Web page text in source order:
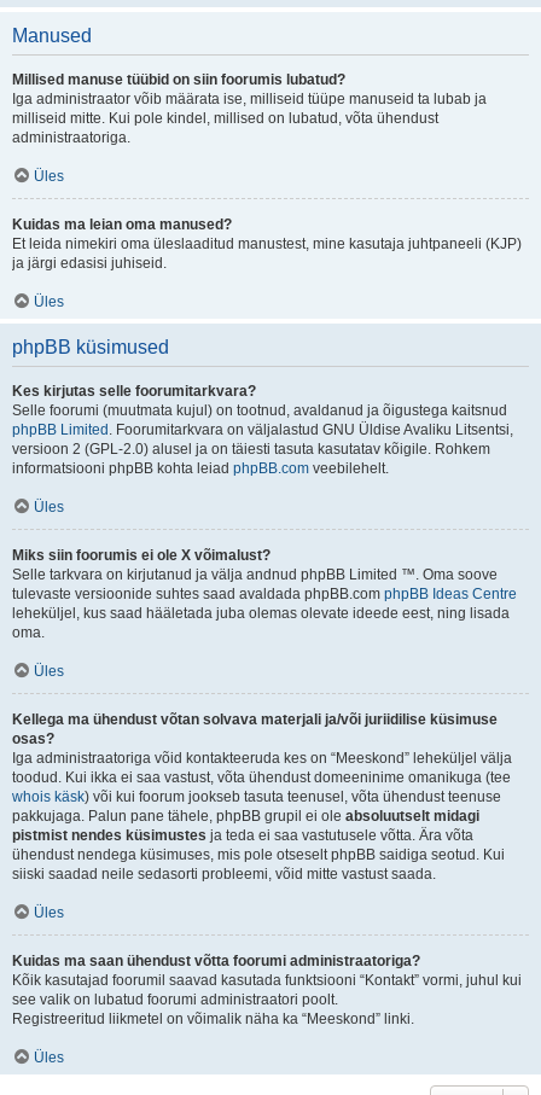
Manused
Millised manuse tüübid on siin foorumis lubatud?
Iga administraator võib määrata ise, milliseid tüüpe manuseid ta lubab ja
milliseid mitte. Kui pole kindel, millised on lubatud, võta ühendust
administraatoriga.
Üles
Kuidas ma leian oma manused?
Et leida nimekiri oma üleslaaditud manustest, mine kasutaja juhtpaneeli (KJP)
ja järgi edasisi juhiseid.
Üles
phpBB küsimused
Kes kirjutas selle foorumitarkvara?
Selle foorumi (muutmata kujul) on tootnud, avaldanud ja õigustega kaitsnud
phpBB Limited . Foorumitarkvara on väljalastud GNU Üldise Avaliku Litsentsi,
versioon 2 (GPL-2.0) alusel ja on täiesti tasuta kasutatav kõigile. Rohkem
informatsiooni phpBB kohta leiad phpBB.com veebilehelt.
Üles
Miks siin foorumis ei ole X võimalust?
Selle tarkvara on kirjutanud ja välja andnud phpBB Limited ™. Oma soove
tulevaste versioonide suhtes saad avaldada phpBB.com phpBB Ideas Centre
leheküljel, kus saad hääletada juba olemas olevate ideede eest, ning lisada
oma.
Üles
Kellega ma ühendust võtan solvava materjali ja/või juriidilise küsimuse
osas?
Iga administraatoriga võid kontakteeruda kes on “Meeskond” leheküljel välja
toodud. Kui ikka ei saa vastust, võta ühendust domeeninime omanikuga (tee
whois käsk) või kui foorum jookseb tasuta teenusel, võta ühendust teenuse
pakkujaga. Palun pane tähele, phpBB grupil ei ole absoluutselt midagi
pistmist nendes küsimustes ja teda ei saa vastutusele võtta. Ära võta
ühendust nendega küsimuses, mis pole otseselt phpBB saidiga seotud. Kui
siiski saadad neile sedasorti probleemi, võid mitte vastust saada.
Üles
Kuidas ma saan ühendust võtta foorumi administraatoriga?
Kõik kasutajad foorumil saavad kasutada funktsiooni “Kontakt” vormi, juhul kui
see valik on lubatud foorumi administraatori poolt.
Registreeritud liikmetel on võimalik näha ka “Meeskond” linki.
Üles